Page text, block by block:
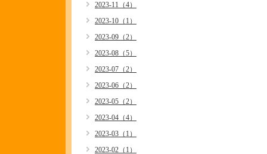
2023-11（4）
2023-10（1）
2023-09（2）
2023-08（5）
2023-07（2）
2023-06（2）
2023-05（2）
2023-04（4）
2023-03（1）
2023-02（1）